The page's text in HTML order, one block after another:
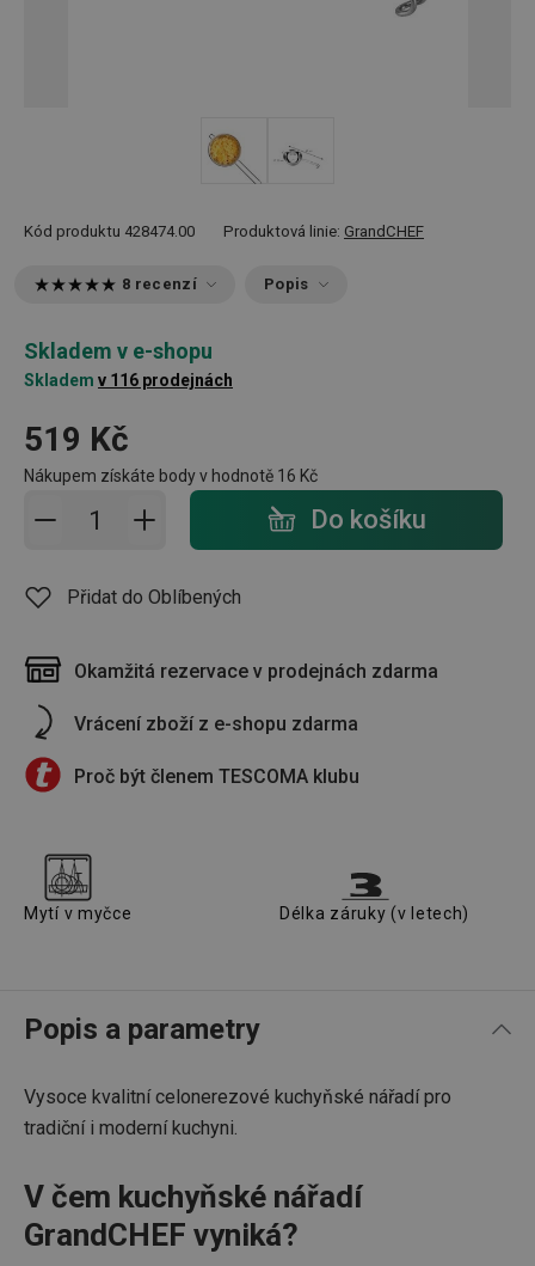
Kód produktu 428474.00 Produktová linie: GrandCHEF
8 recenzí Popis
Skladem v e-shopu
Skladem v 116 prodejnách
519 Kč
Nákupem získáte body v hodnotě 16 Kč
Přidat do košíku - počet Do košíku
Přidat do Oblíbených
Okamžitá rezervace v prodejnách zdarma
Vrácení zboží z e-shopu zdarma
Proč být členem TESCOMA klubu
Mytí v myčce Délka záruky (v letech)
Popis a parametry
Vysoce kvalitní celonerezové kuchyňské nářadí pro
tradiční i moderní kuchyni.
V čem kuchyňské nářadí
GrandCHEF vyniká?